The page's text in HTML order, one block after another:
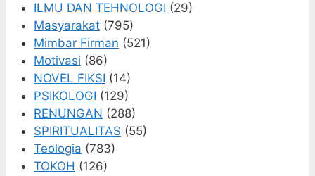
ILMU DAN TEHNOLOGI (29)
Masyarakat (795)
Mimbar Firman (521)
Motivasi (86)
NOVEL FIKSI (14)
PSIKOLOGI (129)
RENUNGAN (288)
SPIRITUALITAS (55)
Teologia (783)
TOKOH (126)